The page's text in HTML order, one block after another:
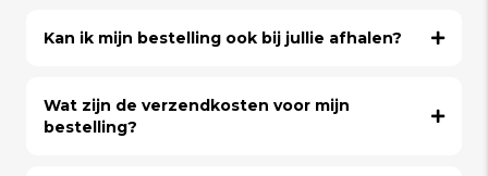
Kan ik mijn bestelling ook bij jullie afhalen?
Wat zijn de verzendkosten voor mijn
bestelling?